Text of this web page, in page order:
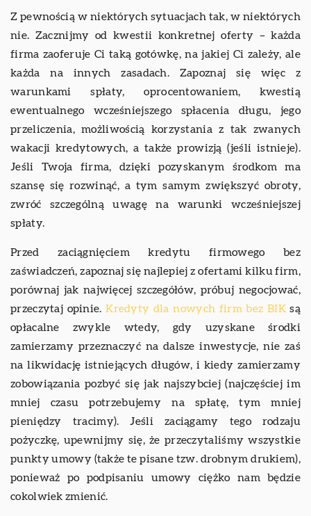
Z pewnością w niektórych sytuacjach tak, w niektórych
nie. Zacznijmy od kwestii konkretnej oferty – każda
firma zaoferuje Ci taką gotówkę, na jakiej Ci zależy, ale
każda na innych zasadach. Zapoznaj się więc z
warunkami spłaty, oprocentowaniem, kwestią
ewentualnego wcześniejszego spłacenia długu, jego
przeliczenia, możliwością korzystania z tak zwanych
wakacji kredytowych, a także prowizją (jeśli istnieje).
Jeśli Twoja firma, dzięki pozyskanym środkom ma
szansę się rozwinąć, a tym samym zwiększyć obroty,
zwróć szczególną uwagę na warunki wcześniejszej
spłaty.
Przed zaciągnięciem kredytu firmowego bez
zaświadczeń, zapoznaj się najlepiej z ofertami kilku firm,
porównaj jak najwięcej szczegółów, próbuj negocjować,
przeczytaj opinie.Kredyty dla nowych firm bez BIKsą
opłacalne zwykle wtedy, gdy uzyskane środki
zamierzamy przeznaczyć na dalsze inwestycje, nie zaś
na likwidację istniejących długów, i kiedy zamierzamy
zobowiązania pozbyć się jak najszybciej (najczęściej im
mniej czasu potrzebujemy na spłatę, tym mniej
pieniędzy tracimy). Jeśli zaciągamy tego rodzaju
pożyczkę, upewnijmy się, że przeczytaliśmy wszystkie
punkty umowy (także te pisane tzw. drobnym drukiem),
ponieważ po podpisaniu umowy ciężko nam będzie
cokolwiek zmienić.